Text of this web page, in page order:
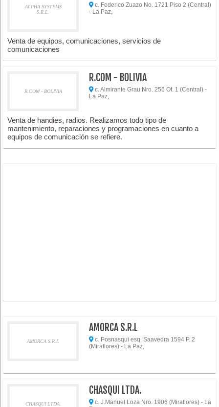
ALPHA SYSTEMS
S.R.L.
c. Federico Zuazo No. 1721 Piso 2 (Central)
- La Paz,
Venta de equipos, comunicaciones, servicios de
comunicaciones
R.COM - BOLIVIA
R.COM - BOLIVIA
c. Almirante Grau Nro. 256 Of. 1 (Central) -
La Paz,
Venta de handies, radios. Realizamos todo tipo de
mantenimiento, reparaciones y programaciones en cuanto a
equipos de comunicación se refiere.
AMORCA S.R.L
AMORCA S.R.L
c. Posnasqui esq. Saavedra 1594 P. 2
(Miraflores) - La Paz,
CHASQUI LTDA.
CHASQUI LTDA.
c. J.Manuel Loza Nro. 1906 (Miraflores) - La